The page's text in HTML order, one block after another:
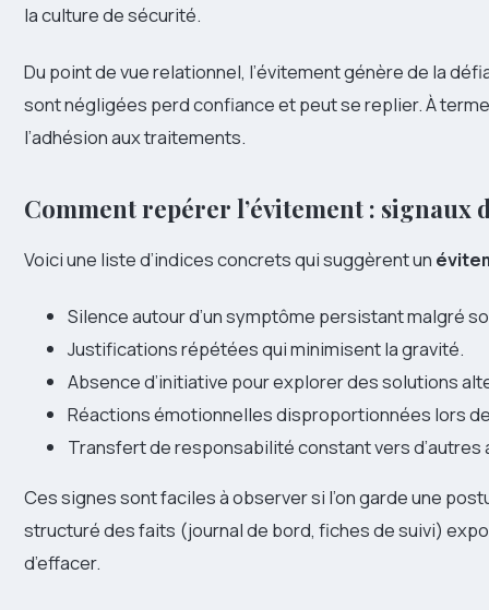
la culture de sécurité.
Du point de vue relationnel, l’évitement génère de la
sont négligées perd confiance et peut se replier. À
l’adhésion aux traitements.
Comment repérer l’évitement : signaux
Voici une liste d’indices concrets qui suggèrent un
Silence autour d’un symptôme persistant malgré
Justifications répétées qui minimisent la gravité.
Absence d’initiative pour explorer des solutions
Réactions émotionnelles disproportionnées lors
Transfert de responsabilité constant vers d’autres
Ces signes sont faciles à observer si l’on garde une
structuré des faits (journal de bord, fiches de suivi)
d’effacer.